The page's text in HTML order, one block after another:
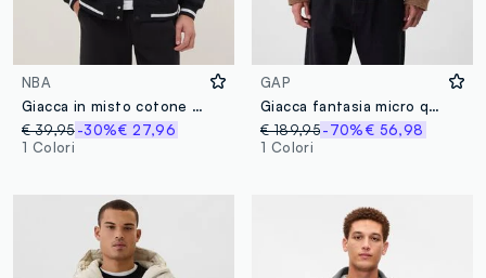
NBA
Giacca in misto cotone nera regular fit con logo Chicago Bulls
€ 39,95-30%€ 27,96
1 Colori
GAP
Giacca fantasia micro quadri
€ 189,95-70%€ 56,98
1 Colori